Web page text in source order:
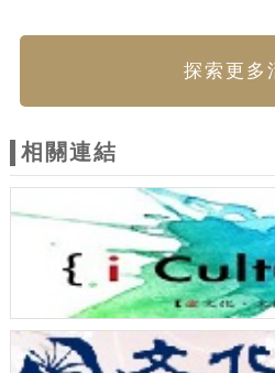
探索更多
相關連結